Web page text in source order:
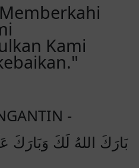
terus bahagia
Fati~
Kami
-
بَارَكَ اللهُ لَكَ وَبَارَكَ